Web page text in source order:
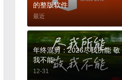
的整版软件
最近
年终混剪：2026尽我所能 敬
我不能
12-31